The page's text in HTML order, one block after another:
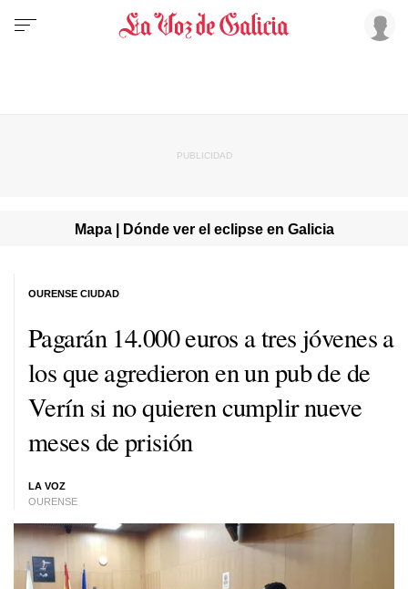
Mapa | Dónde ver el eclipse en Galicia
Pagarán 14.000 euros a tres jóvenes a
los que agredieron en un pub de de
Verín si no quieren cumplir nueve
meses de prisión
LA VOZ
OURENSE
OURENSE CIUDAD